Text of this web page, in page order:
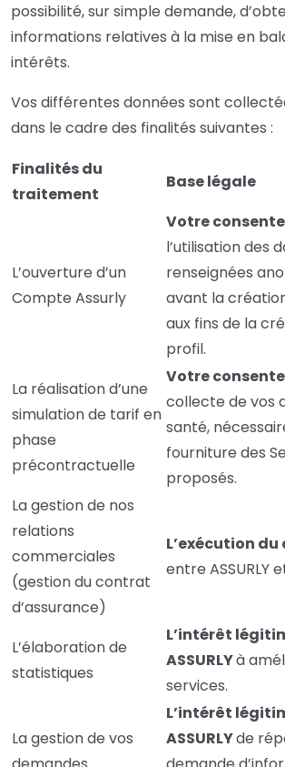
possibilité, sur simple demande,
informations relatives à la mise en
intérêts.
Vos différentes données sont
dans le cadre des finalités suivantes :
Finalités du
traitement
Base légale
L’ouverture d’un
Compte Assurly
Votre
l’utilisation des
renseignées
avant la
aux fins de la
profil.
La réalisation d’une
simulation de tarif en
phase
précontractuelle
Votre
collecte de vos
santé,
fourniture des
proposés.
La gestion de nos
relations
commerciales
(gestion du contrat
d’assurance)
L’exécution
entre ASSURLY
L’élaboration de
statistiques
L’intérêt
ASSURLYà
services.
La gestion de vos
L’intérêt
ASSURLYde